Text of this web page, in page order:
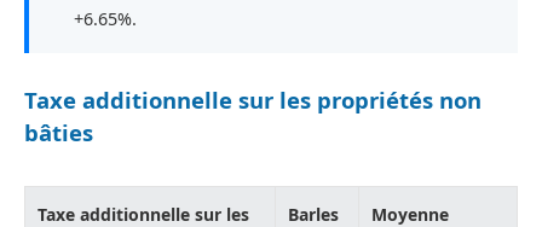
+6.65%.
Taxe additionnelle sur les propriétés non
bâties
Taxe additionnelle sur les
Barles
Moyenne